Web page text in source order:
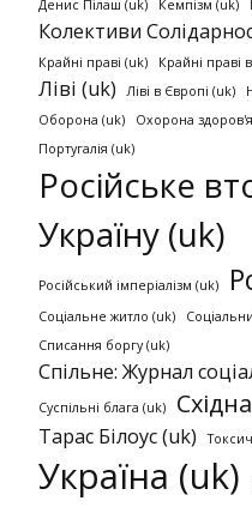
Денис Пілаш (uk) Кемпізм (uk)
Колективи
Крайні праві (uk)
Крайні праві
Ліві (uk) Ліві в Європі (uk)
Оборона (uk)
Охорона
Португалія (uk)
Російське
Україну (uk)
Російський імперіалізм (uk)
Соціальне житло (uk)
Списання боргу (uk)
Спільне: Журнал
Суспільні блага (uk)
Тарас Білоус (uk)
Україна (uk)